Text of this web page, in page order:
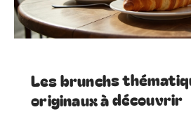
Les brunchs
originaux à découvrir